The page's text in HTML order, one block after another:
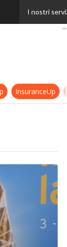
I nostri
InsuranceUp